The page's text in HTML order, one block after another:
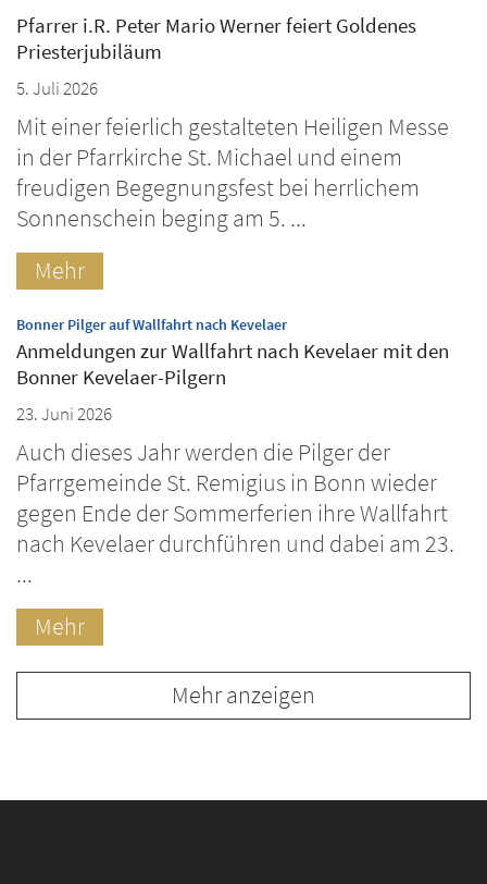
Pfarrer i.R. Peter Mario Werner feiert Goldenes
Priesterjubiläum
5. Juli 2026
Mit einer feierlich gestalteten Heiligen Messe
in der Pfarrkirche St. Michael und einem
freudigen Begegnungsfest bei herrlichem
Sonnenschein beging am 5. ...
Mehr
Bonner Pilger auf Wallfahrt nach Kevelaer:
Anmeldungen zur Wallfahrt nach Kevelaer mit den
Bonner Kevelaer-Pilgern
23. Juni 2026
Auch dieses Jahr werden die Pilger der
Pfarrgemeinde St. Remigius in Bonn wieder
gegen Ende der Sommerferien ihre Wallfahrt
nach Kevelaer durchführen und dabei am 23.
...
Mehr
Mehr anzeigen